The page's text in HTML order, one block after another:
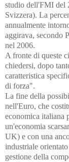
studio dell'FMI del
Svizzera). La
annualmente
aggirava, secondo
nel 2006.
A fronte di queste
chiedersi, dopo
caratteristica
di forza".
La fine della
nell'Euro, che
economica italiana
un'economia
UK) e con una
industriale
gestione della